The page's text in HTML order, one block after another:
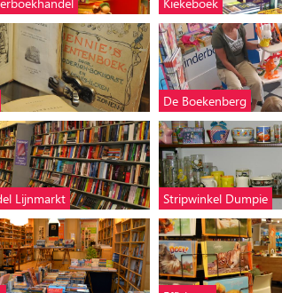
De Boekenberg
Lijnmarkt Stripwinkel Dumpie